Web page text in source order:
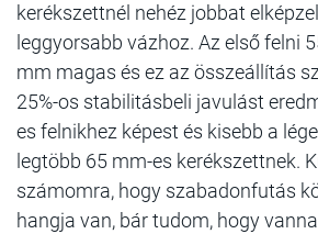
kerékszettnél nehéz jobbat
leggyorsabb vázhoz. Az első felni
mm magas és ez az összeállítás
25%-os stabilitásbeli javulást
es felnikhez képest és kisebb a
legtöbb 65 mm-es kerékszettnek.
számomra, hogy szabadonfutás
hangja van, bár tudom, hogy